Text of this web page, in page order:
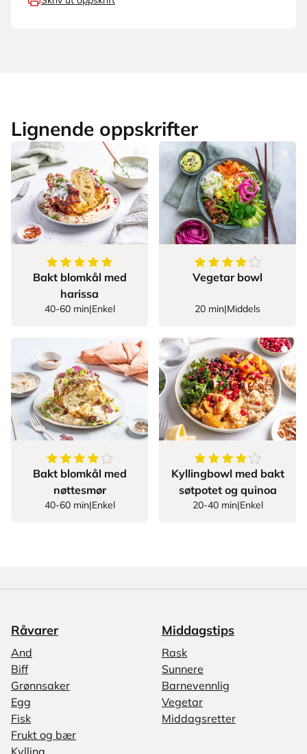
Lignende oppskrifter
5av5stjerner
Bakt blomkål med
harissa
40-60 min|Enkel
4.5av5 stjerner
Vegetar bowl
20 min|Middels
4.5av5 stjerner
Bakt blomkål med
nøttesmør
40-60 min|Enkel
4.444444444444445
Kyllingbowl med bakt
søtpotet og quinoa
20-40 min|Enkel
Råvarer
And
Biff
Grønnsaker
Egg
Fisk
Frukt og bær
Kylling
Middagstips
Rask
Sunnere
Barnevennlig
Vegetar
Middagsretter